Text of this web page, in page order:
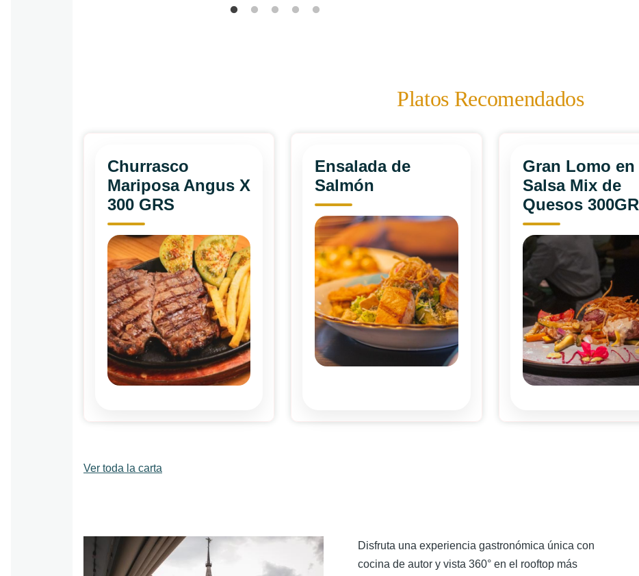
Platos Recomendados
Churrasco
Mariposa Angus X
300 GRS
Ensalada de
Salmón
Gran Lomo en
Salsa Mix de
Quesos 300GR
Ver toda la carta
Imagen
Disfruta una experiencia gastronómica única con
cocina de autor y vista 360° en el rooftop más